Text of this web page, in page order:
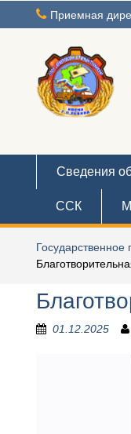
Приемная
Сведения
ССК
01.12.2025